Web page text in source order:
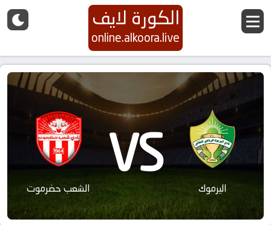
الكورة لايف
online.alkoora.live
اليرموك VS الشعب حضرموت